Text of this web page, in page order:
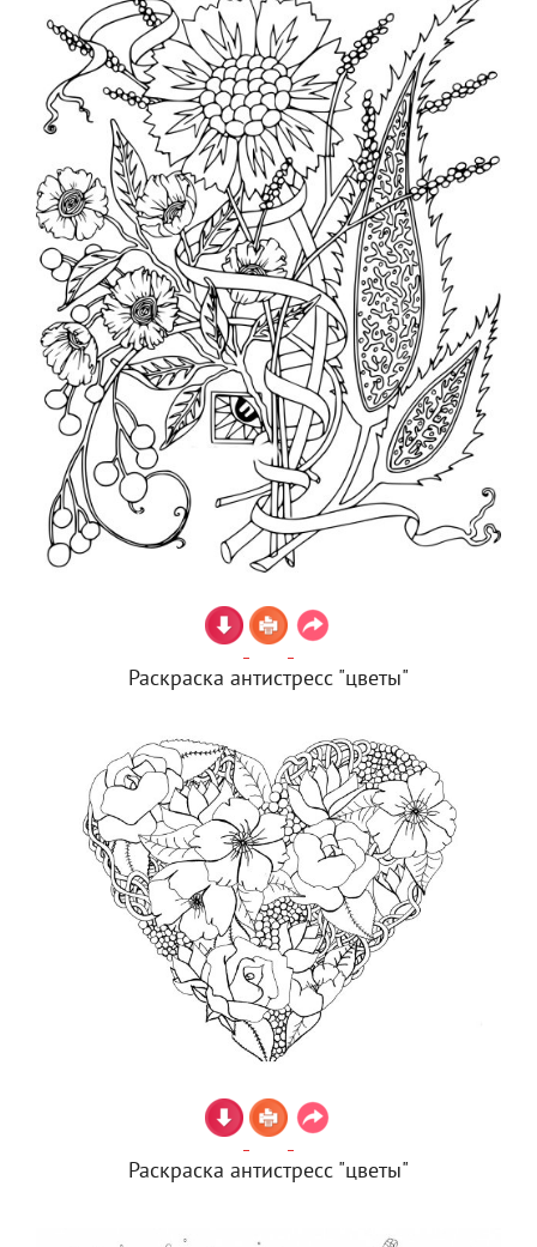
Раскраска антистресс "цветы"
Раскраска антистресс "цветы"